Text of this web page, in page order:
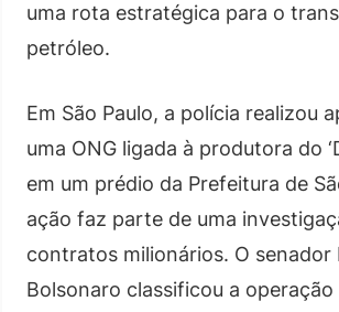
uma rota estratégica para o
petróleo.
Em São Paulo, a polícia realizou
uma ONG ligada à produtora do
em um prédio da Prefeitura de
ação faz parte de uma
contratos milionários. O senador
Bolsonaro classificou a operação